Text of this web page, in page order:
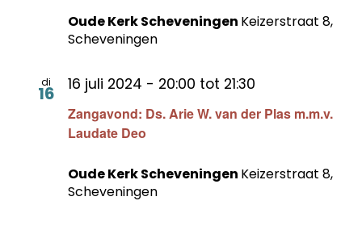
Oude Kerk Scheveningen Keizerstraat 8,
Scheveningen
di
16
Zangavond: Ds. Arie W. van der Plas m.m.v.
Laudate Deo
16 juli 2024 - 20:00 tot 21:30
Oude Kerk Scheveningen Keizerstraat 8,
Scheveningen